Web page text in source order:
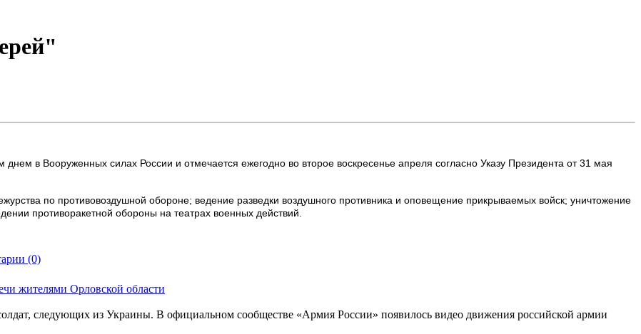
в Вооруженных силах России и отмечается ежегодно во второе воскресенье апреля согласно Указу Президента от 31 мая
по противовоздушной обороне; ведение разведки воздушного противника и оповещение прикрываемых войск; уничтожение
противоракетной обороны на театрах военных действий.
(0)
жителями Орловской области
следующих из Украины. В официальном сообществе «Армия России» появилось видео движения российской армии